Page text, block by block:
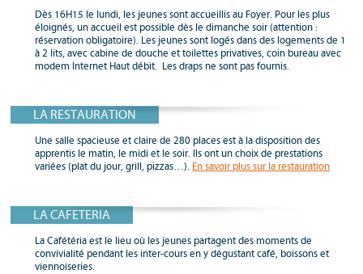
Dès 16H15 le lundi, les jeunes sont accueillis au Foyer. Pour les plus
éloignés, un accueil est possible dès le dimanche soir (attention :
réservation obligatoire). Les jeunes sont logés dans des logements de 1
à 2 lits, avec cabine de douche et toilettes privatives, coin bureau avec
modem Internet Haut débit. Les draps ne sont pas fournis.
LA RESTAURATION
Une salle spacieuse et claire de 280 places est à la disposition des
apprentis le matin, le midi et le soir. Ils ont un choix de prestations
variées (plat du jour, grill, pizzas…). En savoir plus sur la restauration
LA CAFETERIA
La Cafétéria est le lieu où les jeunes partagent des moments de
convivialité pendant les inter-cours en y dégustant café, boissons et
viennoiseries.